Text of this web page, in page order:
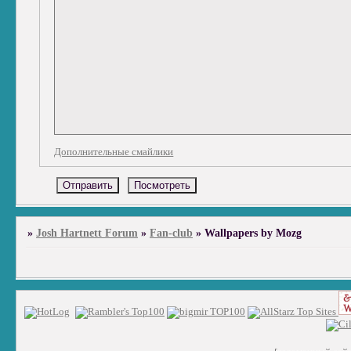
Дополнительные смайлики
»Josh Hartnett Forum »Fan-club »Wallpapers by Mozg